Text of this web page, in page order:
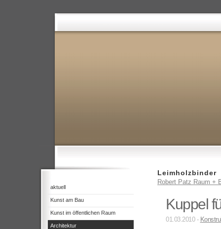
aktuell
Kunst am Bau
Kunst im öffentlichen Raum
Architektur
Leimholzbinder
Robert Patz Raum +
Kuppel
01.03.2010 -